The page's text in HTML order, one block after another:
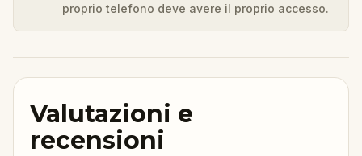
proprio telefono deve avere il proprio accesso.
Valutazioni e
recensioni